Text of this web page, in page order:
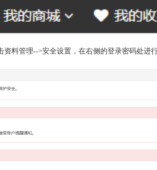
资料管理-->安全设置，在右侧的登录密码处进行